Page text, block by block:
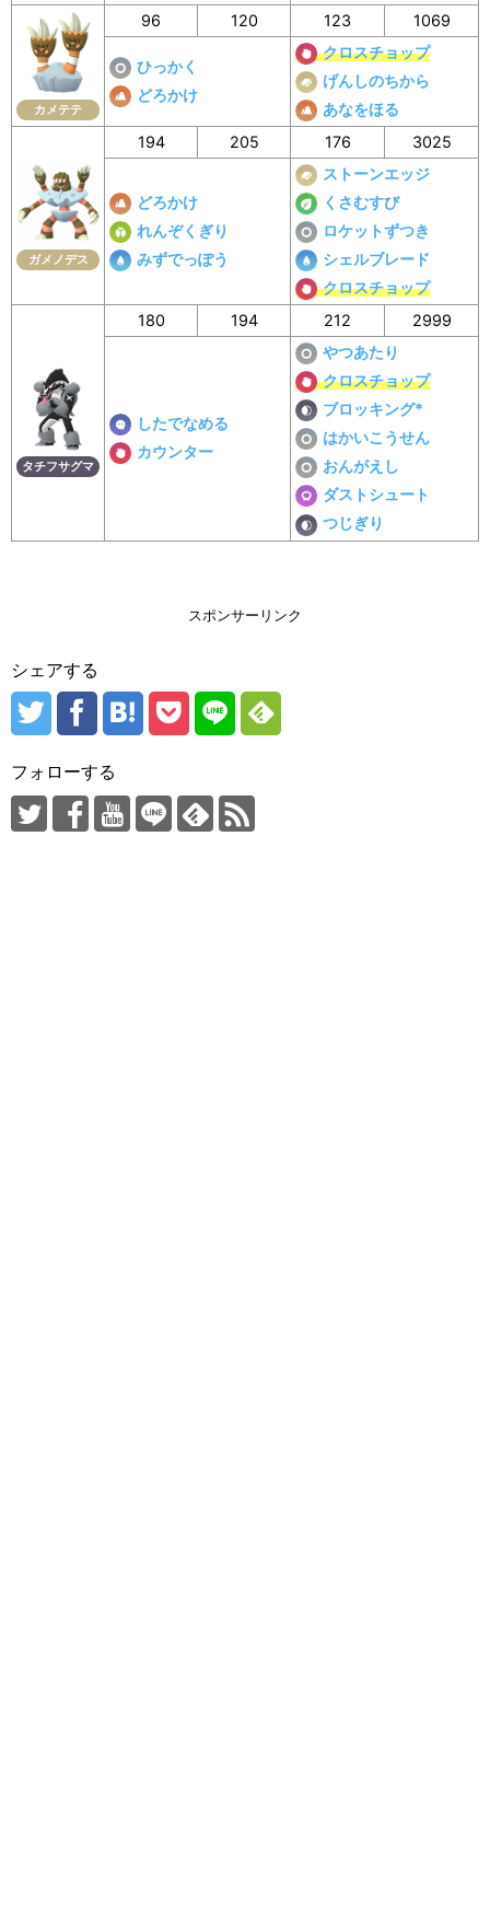
カメテテ
96 120 123 1069
ひっかく
どろかけ
クロスチョップ
げんしのちから
あなをほる
ガメノデス
194 205 176 3025
どろかけ
れんぞくぎり
みずでっぽう
ストーンエッジ
くさむすび
ロケットずつき
シェルブレード
クロスチョップ
タチフサグマ
180 194 212 2999
したでなめる
カウンター
やつあたり
クロスチョップ
ブロッキング*
はかいこうせん
おんがえし
ダストシュート
つじぎり
スポンサーリンク
シェアする
フォローする